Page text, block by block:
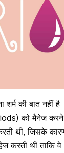
शर्म की बात नहीं है
को मैनेज करने
थी, जिसके
करती थीं ताकि